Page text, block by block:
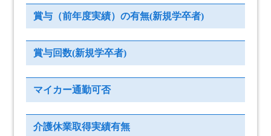
賞与（前年度実績）の有無(新規学卒者)
賞与回数(新規学卒者)
マイカー通勤可否
介護休業取得実績有無